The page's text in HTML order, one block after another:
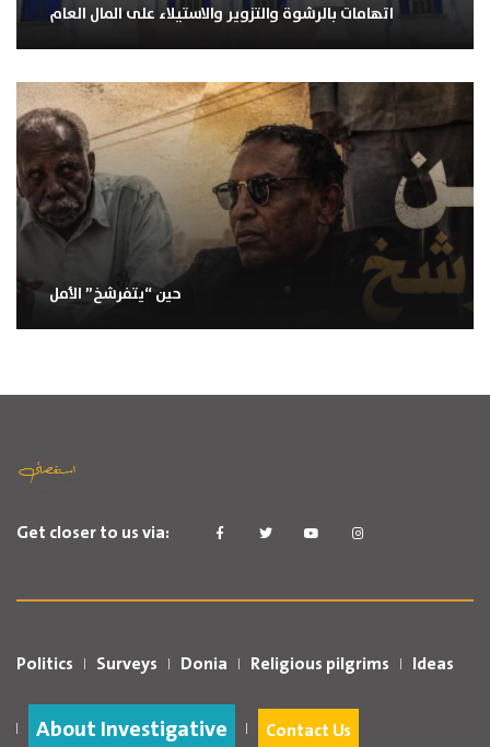
اتهامات بالرشوة والتزوير والاستيلاء على المال العام
حين “يتفرشخ” الأمل
Get closer to us via:
Politics Surveys Donia Religious pilgrims Ideas
About Investigative Contact Us